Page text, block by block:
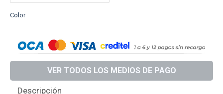
Color
Descripción
VER TODOS LOS MEDIOS DE PAGO